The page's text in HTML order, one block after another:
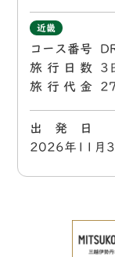
近畿
コース番号
旅行日数
3
旅行代金
出 発 日
2026年11月